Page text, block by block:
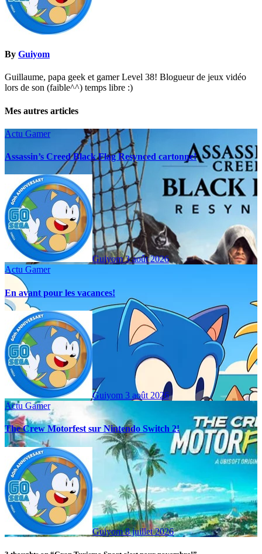
By Guiyom
Guillaume, papa geek et gamer Level 38! Blogueur de jeux vidéo
lors de son (faible^^) temps libre :)
Mes autres articles
Actu Gamer
Assassin’s Creed Black Flag Resynced cartonne!
Guiyom3 août 2026
Actu Gamer
En avant pour les vacances!
Guiyom 3 août 2026
Actu Gamer
The Crew Motorfest sur Nintendo Switch 2!
Guiyom8 juillet 2026